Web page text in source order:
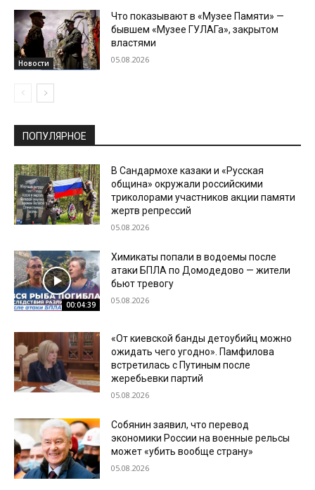
Новости
Что показывают в «Музее Памяти» —
бывшем «Музее ГУЛАГа», закрытом
властями
05.08.2026
ПОПУЛЯРНОЕ
В Сандармохе казаки и «Русская
община» окружали российскими
триколорами участников акции памяти
жертв репрессий
05.08.2026
00:04:39
Химикаты попали в водоемы после
атаки БПЛА по Домодедово — жители
бьют тревогу
05.08.2026
«От киевской банды детоубийц можно
ожидать чего угодно». Памфилова
встретилась с Путиным после
жеребьевки партий
05.08.2026
Собянин заявил, что перевод
экономики России на военные рельсы
может «убить вообще страну»
05.08.2026